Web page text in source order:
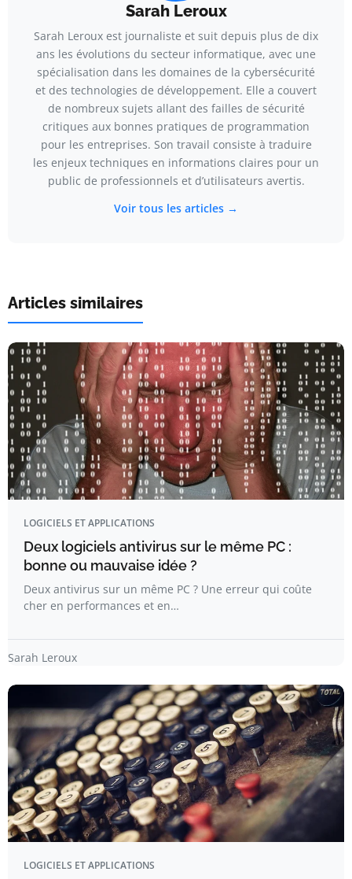
Sarah Leroux
Sarah Leroux est journaliste et suit depuis plus de dix
ans les évolutions du secteur informatique, avec une
spécialisation dans les domaines de la cybersécurité
et des technologies de développement. Elle a couvert
de nombreux sujets allant des failles de sécurité
critiques aux bonnes pratiques de programmation
pour les entreprises. Son travail consiste à traduire
les enjeux techniques en informations claires pour un
public de professionnels et d’utilisateurs avertis.
Voir tous les articles →
Articles similaires
LOGICIELS ET APPLICATIONS
Deux logiciels antivirus sur le même PC :
bonne ou mauvaise idée ?
Deux antivirus sur un même PC ? Une erreur qui coûte
cher en performances et en…
Sarah Leroux
LOGICIELS ET APPLICATIONS